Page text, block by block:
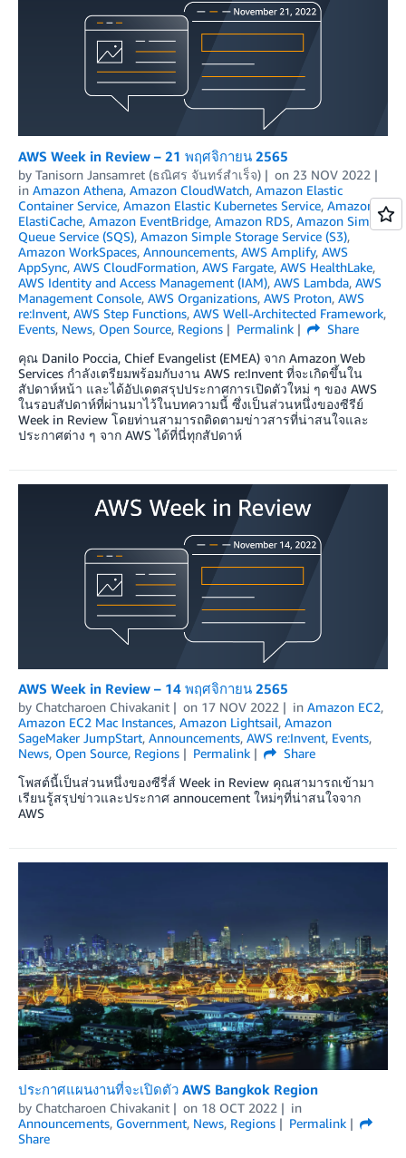
AWS Week in Review – 21 พฤศจิกายน 2565
by Tanisorn Jansamret (ธณิศร จันทร์สำเร็จ) on 23 NOV 2022
in Amazon Athena, Amazon CloudWatch, Amazon Elastic
Container Service, Amazon Elastic Kubernetes Service, Amazon
ElastiCache, Amazon EventBridge, Amazon RDS, Amazon Simple
Queue Service (SQS), Amazon Simple Storage Service (S3),
Amazon WorkSpaces, Announcements, AWS Amplify, AWS
AppSync, AWS CloudFormation, AWS Fargate, AWS HealthLake,
AWS Identity and Access Management (IAM), AWS Lambda, AWS
Management Console, AWS Organizations, AWS Proton, AWS
re:Invent, AWS Step Functions, AWS Well-Architected Framework,
Events, News, Open Source, Regions Permalink
Share
คุณ Danilo Poccia, Chief Evangelist (EMEA) จาก Amazon Web
Services กำลังเตรียมพร้อมกับงาน AWS re:Invent ที่จะเกิดขึ้นใน
สัปดาห์หน้า และได้อัปเดตสรุปประกาศการเปิดตัวใหม่ ๆ ของ AWS
ในรอบสัปดาห์ที่ผ่านมาไว้ในบทความนี้ ซึ่งเป็นส่วนหนึ่งของซีรีย์
Week in Review โดยท่านสามารถติดตามข่าวสารที่น่าสนใจและ
ประกาศต่าง ๆ จาก AWS ได้ที่นี่ทุกสัปดาห์
AWS Week in Review – 14 พฤศจิกายน 2565
by Chatcharoen Chivakanit on 17 NOV 2022 in Amazon EC2,
Amazon EC2 Mac Instances, Amazon Lightsail, Amazon
SageMaker JumpStart, Announcements, AWS re:Invent, Events,
News, Open Source, Regions Permalink
Share
โพสต์นี้เป็นส่วนหนึ่งของซีรี่ส์ Week in Review คุณสามารถเข้ามา
เรียนรู้สรุปข่าวและประกาศ annoucement ใหม่ๆที่น่าสนใจจาก
AWS
ประกาศแผนงานที่จะเปิดตัว AWS Bangkok Region
by Chatcharoen Chivakanit on 18 OCT 2022
in
Announcements, Government, News, Regions
Permalink
Share